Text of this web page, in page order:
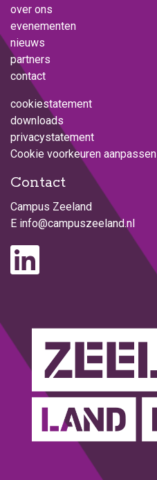
over ons
evenementen
nieuws
partners
contact
cookiestatement
downloads
privacystatement
Cookie voorkeuren aanpassen
Contact
Campus Zeeland
E info@campuszeeland.nl